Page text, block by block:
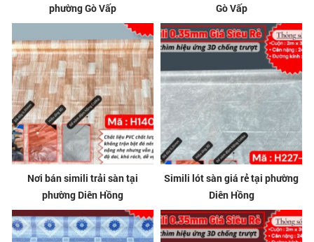
phường Gò Vấp
Gò Vấp
Nơi bán simili trải sàn tại
phường Diên Hồng
Simili lót sàn giá rẻ tại phường
Diên Hồng